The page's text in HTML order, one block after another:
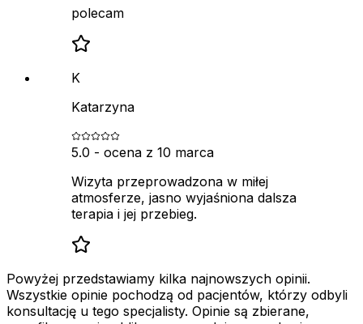
polecam
K
Katarzyna
5.0 - ocena z 10 marca
Wizyta przeprowadzona w miłej
atmosferze, jasno wyjaśniona dalsza
terapia i jej przebieg.
Powyżej przedstawiamy kilka najnowszych opinii.
Wszystkie opinie pochodzą od pacjentów, którzy odbyli
konsultację u tego specjalisty. Opinie są zbierane,